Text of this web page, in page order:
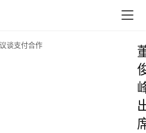
谈支付合作